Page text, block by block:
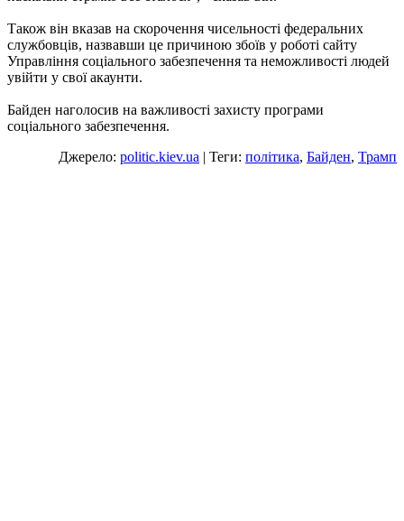
Також він вказав на скорочення чисельності федеральних
службовців, назвавши це причиною збоїв у роботі сайту
Управління соціального забезпечення та неможливості людей
увійти у свої акаунти.
Байден наголосив на важливості захисту програми
соціального забезпечення.
Джерело: politic.kiev.ua | Теги: політика, Байден, Трамп